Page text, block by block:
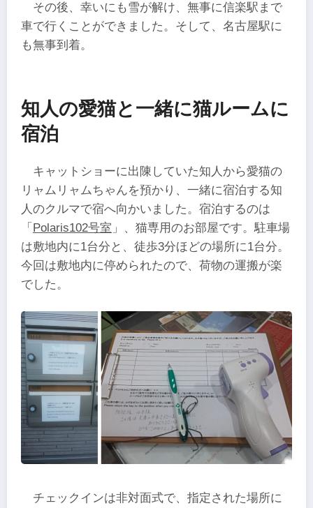
その後、幸いにも雪が解け、無事に信楽駅まで
車で行くことができました。そして、名古屋駅に
も無事到着。
知人の愛猫と一緒に猫ルームに
宿泊
キャットショーに出陳していた知人から愛猫の
リャムリャムちゃんを預かり、一緒に宿泊する知
人のクルマで宿へ向かいました。宿泊するのは
「 Polaris102号室 」、猫専用のお部屋です。駐車場
は敷地内に1台分と、徒歩3分ほどの場所に1台分。
今回は敷地内に停められたので、荷物の運搬が楽
でした。
チェックインは非対面式で、指定された場所に